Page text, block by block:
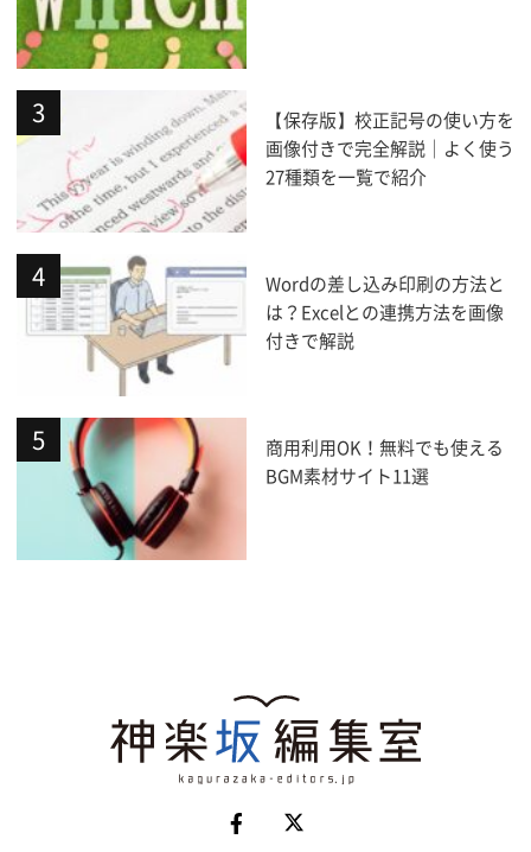
【保存版】校正記号の使い方を
画像付きで完全解説｜よく使う
27種類を一覧で紹介
Wordの差し込み印刷の方法と
は？Excelとの連携方法を画像
付きで解説
商用利用OK！無料でも使える
BGM素材サイト11選